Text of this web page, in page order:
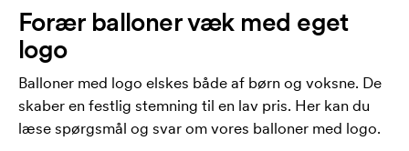
Forær balloner væk med eget
logo
Balloner med logo elskes både af børn og voksne. De
skaber en festlig stemning til en lav pris. Her kan du
læse spørgsmål og svar om vores balloner med logo.